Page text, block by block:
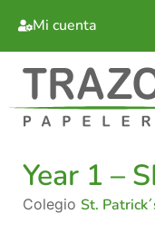
Mi cuenta
Year 1 –
Colegio St.